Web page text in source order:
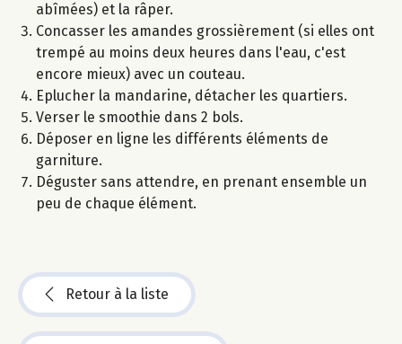
abîmées) et la râper.
Concasser les amandes grossièrement (si elles ont
trempé au moins deux heures dans l'eau, c'est
encore mieux) avec un couteau.
Eplucher la mandarine, détacher les quartiers.
Verser le smoothie dans 2 bols.
Déposer en ligne les différents éléments de
garniture.
Déguster sans attendre, en prenant ensemble un
peu de chaque élément.
Retour à la liste